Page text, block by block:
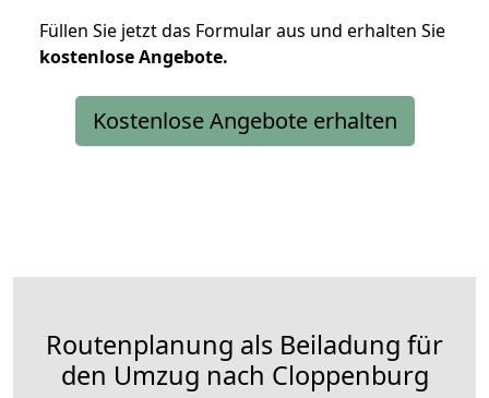
Füllen Sie jetzt das Formular aus und erhalten Sie
kostenloseAngebote.
Kostenlose Angebote erhalten
Routenplanung als Beiladung für
den Umzug nach Cloppenburg